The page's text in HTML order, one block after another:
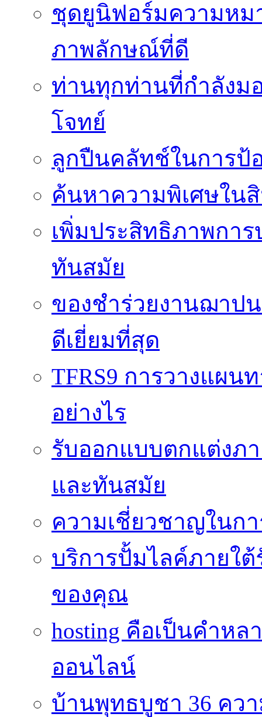
ชุดยูนิฟอร์มความหม
ภาพลักษณ์ที่ดี
ท่านทุกท่านที่กำลังม
โจทย์
ลูกปืนคลัทช์ในการป้
ค้นหาความพิเศษใน
เพิ่มประสิทธิภาพกา
ทันสมัย
ของชำร่วยงานฌาป
ดีเยี่ยมที่สุด
TFRS9 การวางแผน
อย่างไร
รับออกแบบตกแต่งภ
และทันสมัย
ความเชี่ยวชาญในก
บริการปั้มไลค์ภายใต้
ของคุณ
hosting คือเป็นคำห
ออนไลน์
บ้านพุทธบูชา 36 คว